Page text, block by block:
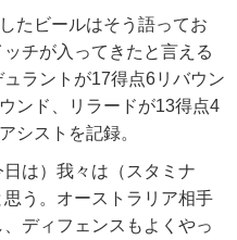
たビールはそう語ってお
チが入ってきたと言える
ラントが17得点6リバウン
ンド、リラードが13得点4
シストを記録。
は）我々は（スタミナ
う。オーストラリア相手
ディフェンスもよくやっ